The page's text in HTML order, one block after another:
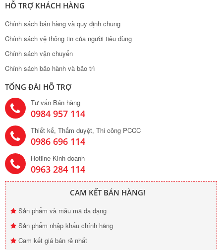
HỖ TRỢ KHÁCH HÀNG
Chính sách bán hàng và quy định chung
Chính sách vệ thông tin của người tiêu dùng
Chính sách vận chuyển
Chính sách bảo hành và bảo trì
TỔNG ĐÀI HỖ TRỢ
Tư vấn Bán hàng
0984 957 114
Thiết kế, Thẩm duyệt, Thi công PCCC
0986 696 114
Hotline Kinh doanh
0963 284 114
CAM KẾT BÁN HÀNG!
Sản phẩm và mẫu mã đa đạng
Sản phẩm nhập khẩu chính hãng
Cam kết giá bán rẻ nhất